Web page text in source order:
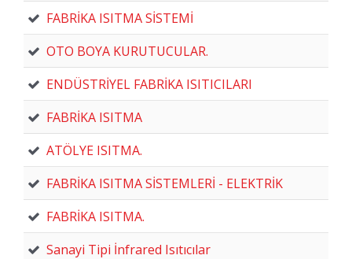
FABRİKA ISITMA SİSTEMİ
OTO BOYA KURUTUCULAR.
ENDÜSTRİYEL FABRİKA ISITICILARI
FABRİKA ISITMA
ATÖLYE ISITMA.
FABRİKA ISITMA SİSTEMLERİ - ELEKTRİK
FABRİKA ISITMA.
Sanayi Tipi İnfrared Isıtıcılar